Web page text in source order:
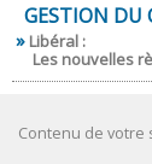
GESTION DU
Libéral :
Les nouvelles
Contenu de votre